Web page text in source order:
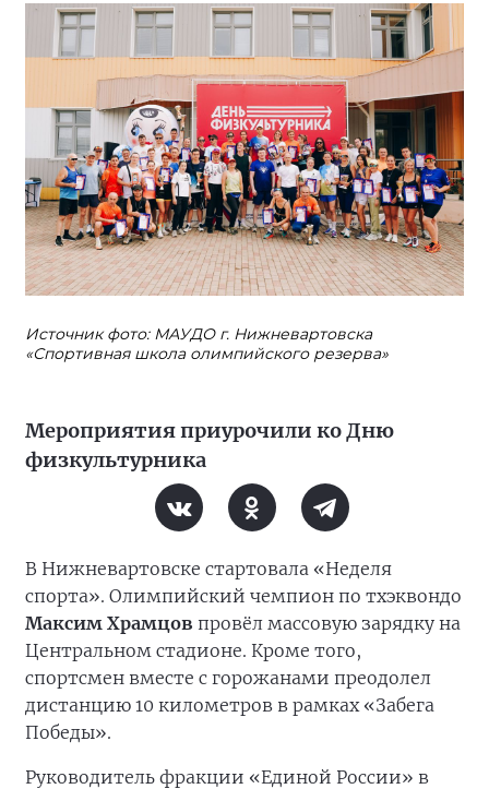
Источник фото: МАУДО г. Нижневартовска
«Спортивная школа олимпийского резерва»
Мероприятия приурочили ко Дню
физкультурника
В Нижневартовске стартовала «Неделя
спорта». Олимпийский чемпион по тхэквондо
Максим Храмцов провёл массовую зарядку на
Центральном стадионе. Кроме того,
спортсмен вместе с горожанами преодолел
дистанцию 10 километров в рамках «Забега
Победы».
Руководитель фракции «Единой России» в